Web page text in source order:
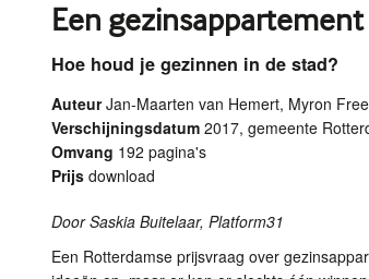
Een gezinsappartement
Hoe houd je gezinnen in de stad?
AuteurJan-Maarten van Hemert, Myron
Verschijningsdatum 2017, gemeente
Omvang 192 pagina's
Prijs download
Door Saskia Buitelaar, Platform31
Een Rotterdamse prijsvraag over